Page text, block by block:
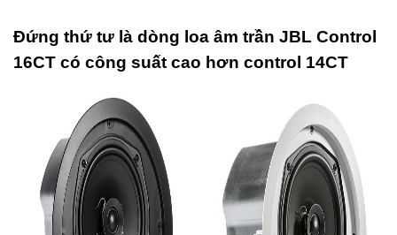
Đứng thứ tư là dòng loa âm trần JBL Control
16CT có công suất cao hơn control 14CT